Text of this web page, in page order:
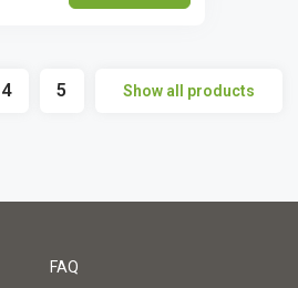
4 5 Show all products
FAQ